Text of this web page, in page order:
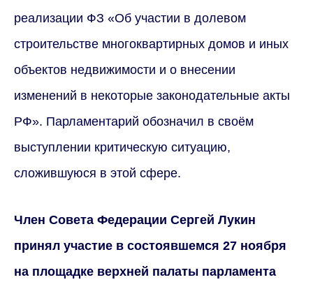
реализации ФЗ «Об участии в долевом
строительстве многоквартирных домов и иных
объектов недвижимости и о внесении
изменений в некоторые законодательные акты
РФ». Парламентарий обозначил в своём
выступлении критическую ситуацию,
сложившуюся в этой сфере.
Член Совета Федерации Сергей Лукин
принял участие в состоявшемся 27 ноября
на площадке верхней палаты парламента